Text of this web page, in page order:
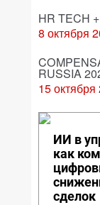
HR
8 октября
RUSSIA
15 октября
ИИ в
как
сделок